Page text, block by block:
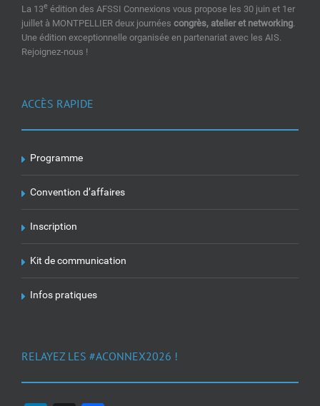
La 13e édition des AFSSI Connexions vous propose les 30 juin et 1er
juillet à MONTPELLIER deux journées congrès, atelier et networking.
Une édition exceptionnelle organisée en partenariat avec les AIS.
Rejoignez-nous !
ACCÈS RAPIDE
Programme
Convention d’affaires
Inscription
Kit de communication
Infos pratiques
RELAYEZ LES #ACONNEX2026 !